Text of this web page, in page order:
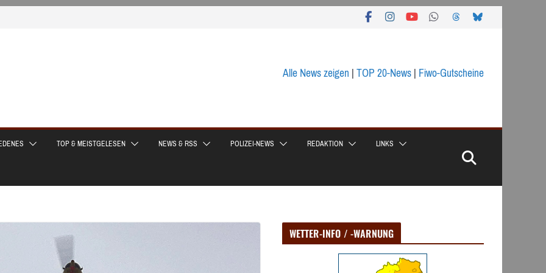
Alle News zeigen|TOP 20-News|Fiwo-Gutscheine
TOP & MEISTGELESEN NEWS & RSS POLIZEI-NEWS REDAKTION LINKS
WETTER-INFO / -WARNUNG